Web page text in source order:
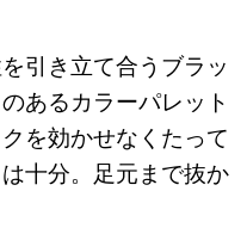
引き立て合うブラッ
あるカラーパレット
を効かせなくたって
十分。足元まで抜か